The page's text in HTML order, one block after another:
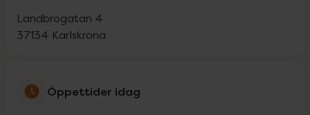
Landbrogatan 4
37134 Karlskrona
Öppettider idag